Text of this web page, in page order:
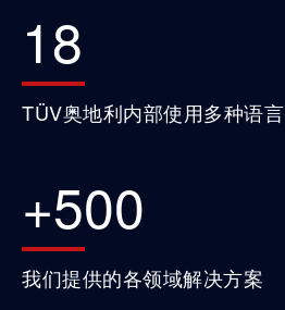
18
TÜV奥地利内部使用多种语言
+500
我们提供的各领域解决方案